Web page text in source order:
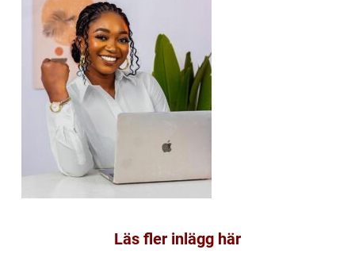
Läs fler inlägg här